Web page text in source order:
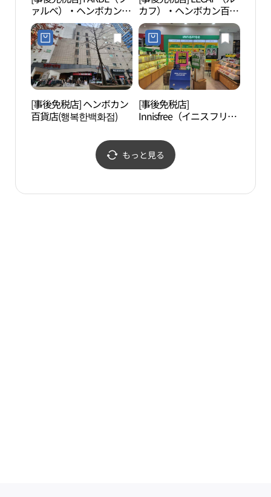
ァルベ）・ヘンボカン百
貨店(파르베 행복한백화
점)
カフ）・ヘンボカン百貨
店(르까프 행복한백화점)
[事後免税店] ヘンボカン
百貨店(행복한백화점)
[事後免税店]
Innisfree（イニスフリ
(이니스프리 행복한백화
점)
もっと見る